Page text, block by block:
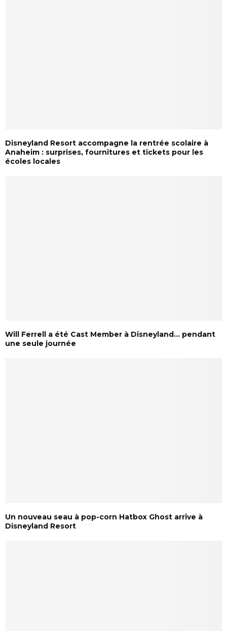
Disneyland Resort accompagne la rentrée scolaire à
Anaheim : surprises, fournitures et tickets pour les
écoles locales
Will Ferrell a été Cast Member à Disneyland… pendant
une seule journée
Un nouveau seau à pop-corn Hatbox Ghost arrive à
Disneyland Resort